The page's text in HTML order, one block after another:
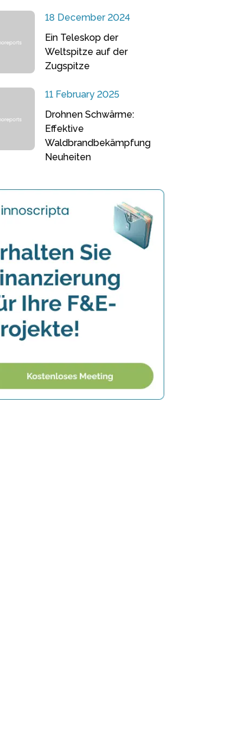
18 December 2024
Ein Teleskop der
Weltspitze auf der
Zugspitze
11 February 2025
Drohnen Schwärme:
Effektive
Waldbrandbekämpfung
Neuheiten